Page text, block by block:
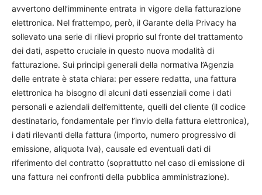
avvertono dell’imminente entrata in vigore della fatturazione
elettronica. Nel frattempo, però, il Garante della Privacy ha
sollevato una serie di rilievi proprio sul fronte del trattamento
dei dati, aspetto cruciale in questo nuova modalità di
fatturazione. Sui principi generali della normativa l’Agenzia
delle entrate è stata chiara: per essere redatta, una fattura
elettronica ha bisogno di alcuni dati essenziali come i dati
personali e aziendali dell’emittente, quelli del cliente (il codice
destinatario, fondamentale per l’invio della fattura elettronica),
i dati rilevanti della fattura (importo, numero progressivo di
emissione, aliquota Iva), causale ed eventuali dati di
riferimento del contratto (soprattutto nel caso di emissione di
una fattura nei confronti della pubblica amministrazione).